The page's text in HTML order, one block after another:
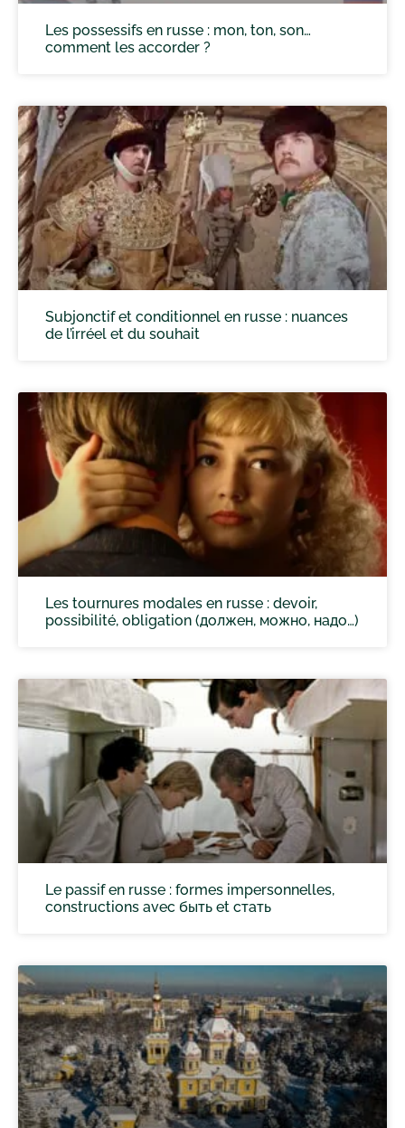
Les possessifs en russe : mon, ton, son…
comment les accorder ?
Subjonctif et conditionnel en russe : nuances
de l’irréel et du souhait
Les tournures modales en russe : devoir,
possibilité, obligation (должен, можно, надо…)
Le passif en russe : formes impersonnelles,
constructions avec быть et стать